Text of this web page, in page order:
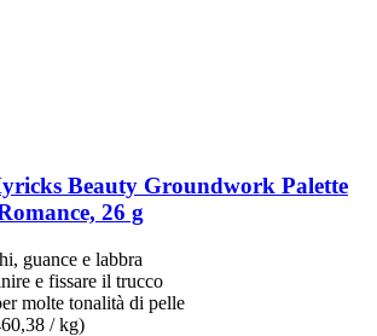
Beauty Groundwork Palette
26 g
guance e labbra
e fissare il trucco
molte tonalità di pelle
/ kg)